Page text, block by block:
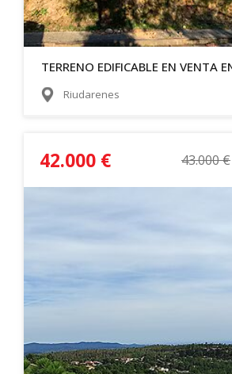
TERRENO EDIFICABLE EN VENTA
Riudarenes
42.000 € 43.000 €